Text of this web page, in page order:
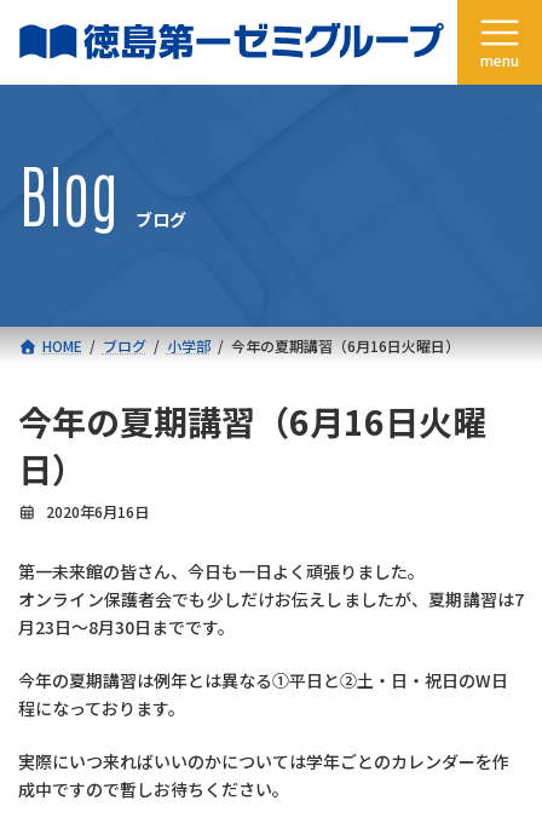
ン
ー
Blog ブログ
HOME ブログ 小学部 今年の夏期講習（6月16日火曜日）
今年の夏期講習（6月16日火曜
日）
2020年6月16日
第一未来館の皆さん、今日も一日よく頑張りました。
オンライン保護者会でも少しだけお伝えしましたが、夏期講習は7
月23日～8月30日までです。
今年の夏期講習は例年とは異なる①平日と②土・日・祝日のW日
程になっております。
実際にいつ来ればいいのかについては学年ごとのカレンダーを作
成中ですので暫しお待ちください。